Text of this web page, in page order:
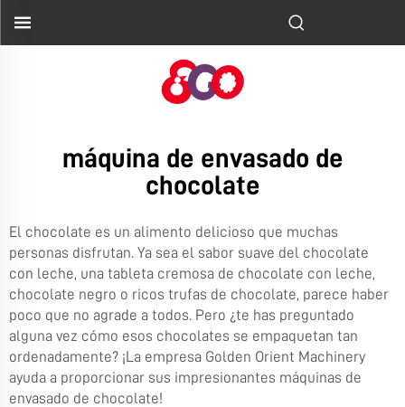
máquina de envasado de
chocolate
El chocolate es un alimento delicioso que muchas
personas disfrutan. Ya sea el sabor suave del chocolate
con leche, una tableta cremosa de chocolate con leche,
chocolate negro o ricos trufas de chocolate, parece haber
poco que no agrade a todos. Pero ¿te has preguntado
alguna vez cómo esos chocolates se empaquetan tan
ordenadamente? ¡La empresa Golden Orient Machinery
ayuda a proporcionar sus impresionantes máquinas de
envasado de chocolate!